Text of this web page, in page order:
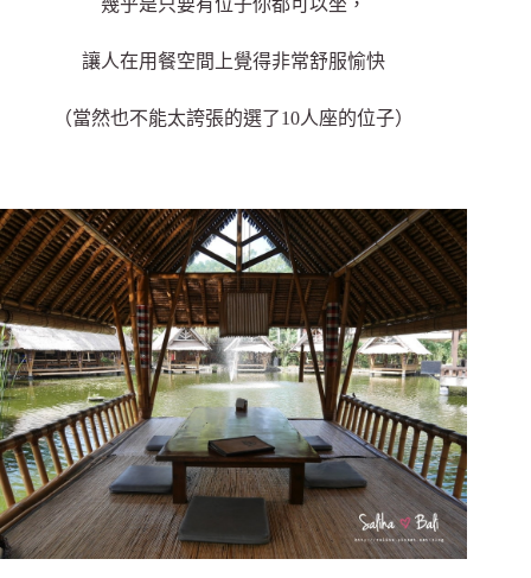
讓人在用餐空間上覺得非常舒服愉快
（當然也不能太誇張的選了10人座的位子）